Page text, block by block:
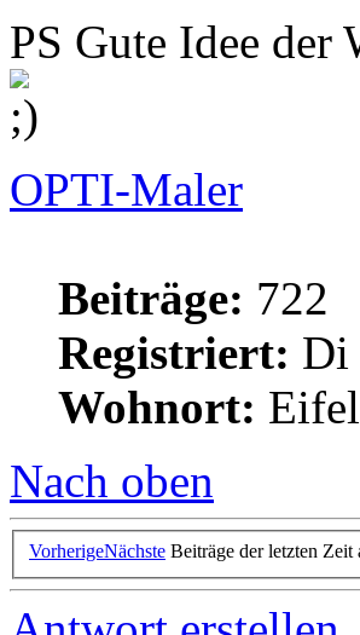
PS Gute Idee der
OPTI-Maler
Beiträge: 722
Registriert: Di
Wohnort: Eifel
Nach oben
VorherigeNächste Beiträge der letzten Zeit